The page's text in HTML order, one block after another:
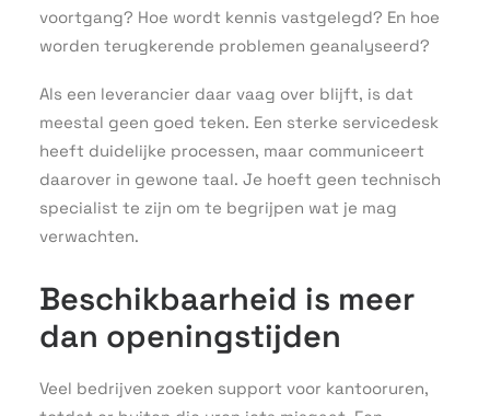
voortgang? Hoe wordt kennis vastgelegd? En hoe
worden terugkerende problemen geanalyseerd?
Als een leverancier daar vaag over blijft, is dat
meestal geen goed teken. Een sterke servicedesk
heeft duidelijke processen, maar communiceert
daarover in gewone taal. Je hoeft geen technisch
specialist te zijn om te begrijpen wat je mag
verwachten.
Beschikbaarheid is meer
dan openingstijden
Veel bedrijven zoeken support voor kantooruren,